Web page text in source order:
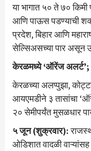
या भागात ५० ते ७० किमी
आणि पाऊस पडण्याची
प्रदेश, बिहार आणि
सेल्सिअसच्या पार असून
केरळमध्ये ‘ऑरेंज
केरळच्या अलप्पुझा,
आयएमडीने ३ तासांचा
२० सेमीपर्यंत मुसळधार
५ जून (शुक्रवार):
ओडिशात वादळी